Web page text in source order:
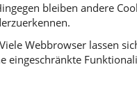
bleiben andere
Webbrowser lassen
eingeschränkte